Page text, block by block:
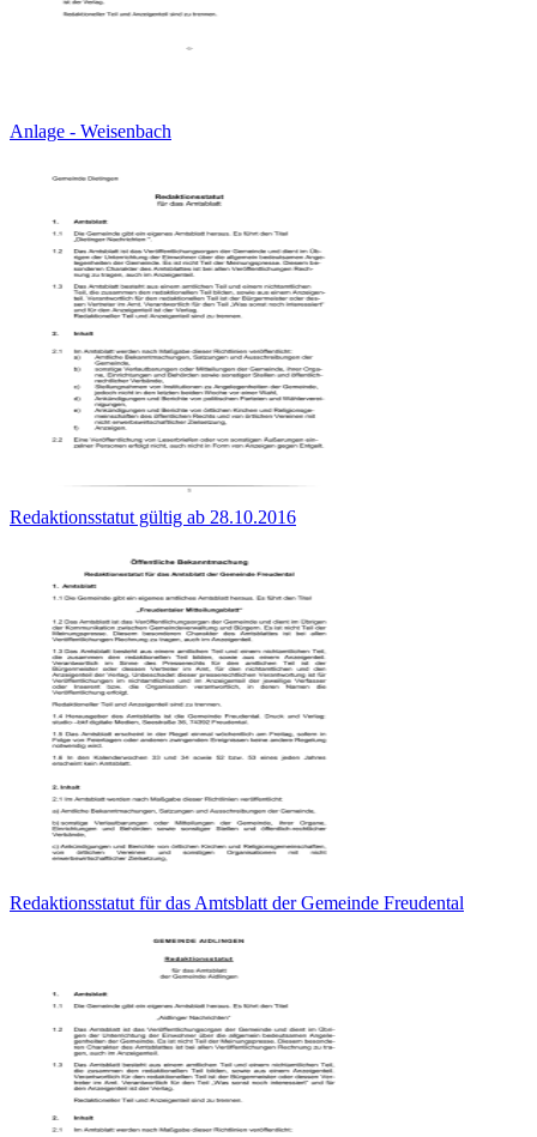
Anlage - Weisenbach
Redaktionsstatut gültig ab 28.10.2016
Redaktionsstatut für das Amtsblatt der Gemeinde Freudental